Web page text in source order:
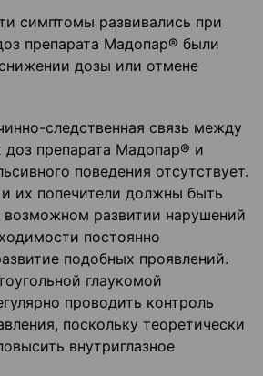
симптомы развивались при
препарата Мадопар® были
дозы или отмене
следственная связь между
препарата Мадопар® и
поведения отсутствует.
их попечители должны быть
развитии нарушений
постоянно
подобных проявлений.
глаукомой
проводить контроль
поскольку теоретически
внутриглазное